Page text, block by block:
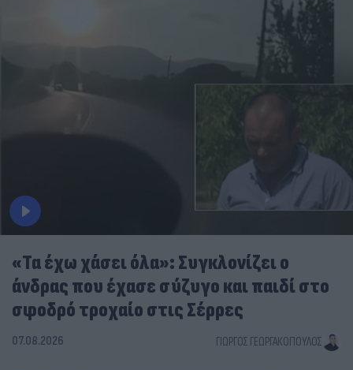
«Τα έχω χάσει όλα»: Συγκλονίζει ο
άνδρας που έχασε σύζυγο και παιδί στο
σφοδρό τροχαίο στις Σέρρες
07.08.2026 ΓΙΏΡΓΟΣ ΓΕΩΡΓΑΚΌΠΟΥΛΟΣ